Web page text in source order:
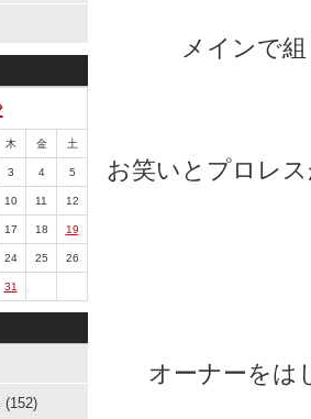
メインで
お笑いとプロレ
オーナーを
木 金 土
3 4 5
10 11 12
17 18 19
24 25 26
31
(152)